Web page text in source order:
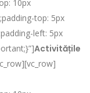
10px
top: 5px
left: 5px
Activitățile